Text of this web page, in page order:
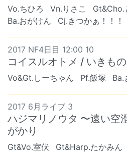
Vo.ちひろ Vn.りさこ Gt&Cho.
Ba.おがけん
Cj.きつかぁ！！！
2017 NF4日目 12:00 10
コイスルオトメ / いきも
Vo&Gt.しーちゃん Pf.飯塚 Ba.
2017 6月ライブ 3
ハジマリノウタ 〜遠い空
がかり
Gt&Vo.室伏 Gt&Harp.たかみん